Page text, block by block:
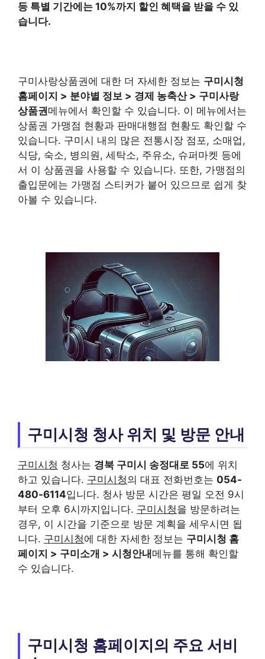
등 특별 기간에는 10%까지 할인 혜택을 받을 수 있
습니다.
구미사랑상품권에 대한 더 자세한 정보는 구미시청
홈페이지 > 분야별 정보 > 경제 농축산 > 구미사랑
상품권메뉴에서 확인할 수 있습니다. 이 메뉴에서는
상품권 가맹점 현황과 판매대행점 현황도 확인할 수
있습니다. 구미시 내의 많은 전통시장 점포, 소매업,
식당, 숙소, 병의원, 세탁소, 주유소, 슈퍼마켓 등에
서 이 상품권을 사용할 수 있습니다. 또한, 가맹점의
출입문에는 가맹점 스티커가 붙어 있으므로 쉽게 찾
아볼 수 있습니다.
구미시청 청사 위치 및 방문 안내
구미시청 청사는 경북 구미시 송정대로 55에 위치
하고 있습니다. 구미시청의 대표 전화번호는 054-
480-6114입니다. 청사 방문 시간은 평일 오전 9시
부터 오후 6시까지입니다. 구미시청을 방문하려는
경우, 이 시간을 기준으로 방문 계획을 세우시면 됩
니다. 구미시청에 대한 자세한 정보는 구미시청 홈
페이지 > 구미소개 > 시청안내메뉴를 통해 확인할
수 있습니다.
구미시청 홈페이지의 주요 서비